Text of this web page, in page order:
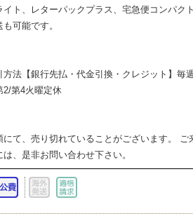
イト、レターパックプラス、宅急便コンパク
可能です。
方法【銀行先払・代金引換・クレジット】毎
2/第4火曜定休
て、売り切れていることがございます。 ご
は、是非お問い合わせ下さい。